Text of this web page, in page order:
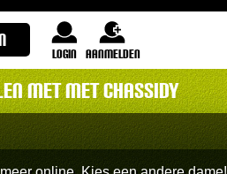
login Aanmelden
met met Chassidy